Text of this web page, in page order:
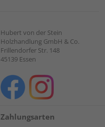
Hubert von der Stein
Holzhandlung GmbH & Co.
Frillendorfer Str. 148
45139 Essen
Zahlungsarten